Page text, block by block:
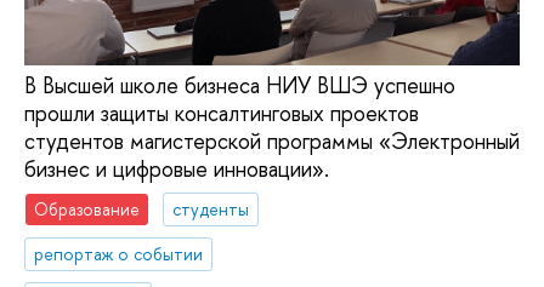
В Высшей школе бизнеса НИУ ВШЭ успешно
прошли защиты консалтинговых проектов
студентов магистерской программы «Электронный
бизнес и цифровые инновации».
Образование
студенты
репортаж о событии